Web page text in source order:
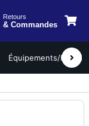
Retours
& Commandes
Équipements/